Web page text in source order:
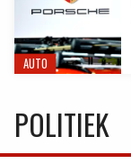
AUTO
POLITIEK